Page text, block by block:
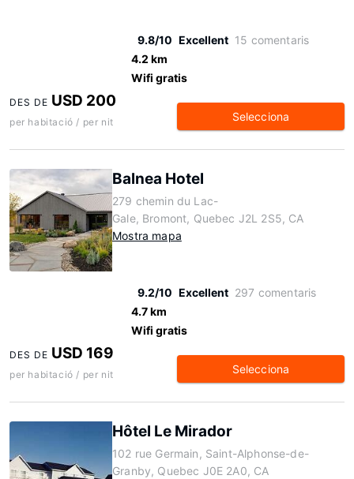
9.8/10 Excellent 15 comentaris
4.2 km
Wifi gratis
DES DE USD 200
per habitació / per nit Selecciona
Balnea Hotel
279 chemin du Lac-
Gale, Bromont, Quebec J2L 2S5, CA
Mostra mapa
9.2/10 Excellent 297 comentaris
4.7 km
Wifi gratis
DES DE USD 169
per habitació / per nit Selecciona
Hôtel Le Mirador
102 rue Germain, Saint-Alphonse-de-
Granby, Quebec J0E 2A0, CA